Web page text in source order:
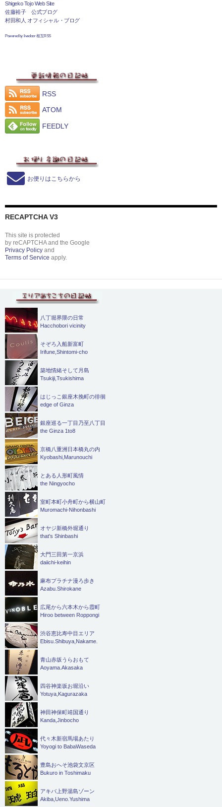
Shigeko Tojo Web Site
佐藤裕子 公式ブログ
村田和人 オフィシャル・ブログ
Powered by livedoor 相互RSS
RSS
ATOM
FEEDLY
お便りはこちらから
RECAPTCHA V3
This site is protected
by reCAPTCHA and the Google
Privacy Policy and
Terms of Service apply.
八丁堀界隈の日常
Hacchobori vicinity
そぞろ入船新富町
Irifune,Shintomi-cho
築地情緒そして月島
Tsukiji,Tsukishima
はじっこ銀座木挽町の徘徊
edge of Ginza
銀座巡る一丁目乃至八丁目
the Ginza 1to8
京橋八重洲日本橋丸の内
Kyobashi,Marunouchi
とある人形町風情
the Ningyocho
室町本町小舟町から横山町
Muromachi-Nihonbashi
オヤジ新橋外堀通り
that's Shinbashi
大門三田第一京浜
daiichi-keihin
麻布プラチナ漫ろ歩き
Azabu.Shirokane
広尾から六本木から霞町
Hiroo between Roppongi
渋谷恵比寿中目エリア
Ebisu.Shibuya,Nakame.
青山赤坂うらおもて
Aoyama.Akasaka
四谷神楽坂お堀沿い
Yotuya,Kagurazaka
神田神保町靖国通り
Kanda,Jinbocho
代々木新宿馬場あたり
Yoyogi to BabaWaseda
豊島おへそ池袋文京区
Bukuro in Toshimaku
アキバ上野湯島ゾーン
Akiba,Ueno.Yushima